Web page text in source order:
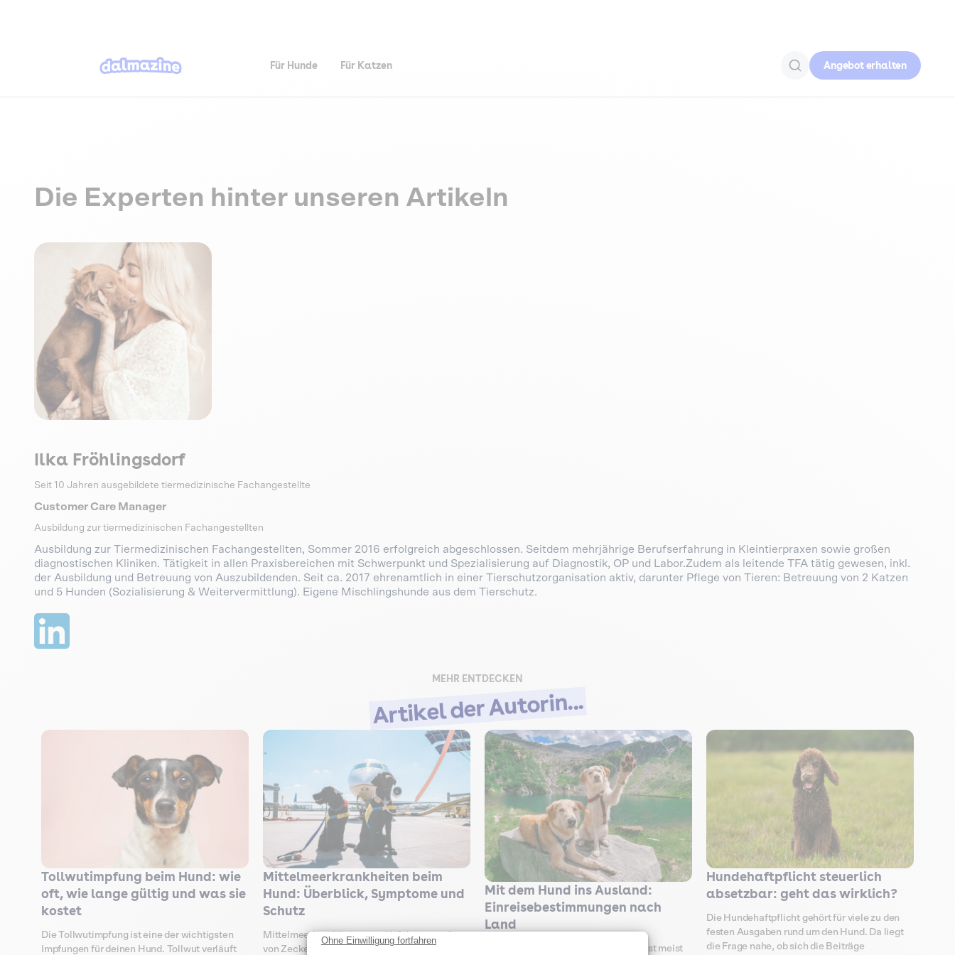
Für Hunde Für Katzen Angebot erhalten
Die Experten hinter unseren Artikeln
Ilka Fröhlingsdorf
Seit 10 Jahren ausgebildete tiermedizinische Fachangestellte
Customer Care Manager
Ausbildung zur tiermedizinischen Fachangestellten
Ausbildung zur Tiermedizinischen Fachangestellten, Sommer 2016 erfolgreich abgeschlossen. Seitdem mehrjährige Berufserfahrung in Kleintierpraxen sowie großen
diagnostischen Kliniken. Tätigkeit in allen Praxisbereichen mit Schwerpunkt und Spezialisierung auf Diagnostik, OP und Labor.Zudem als leitende TFA tätig gewesen, inkl.
der Ausbildung und Betreuung von Auszubildenden. Seit ca. 2017 ehrenamtlich in einer Tierschutzorganisation aktiv, darunter Pflege von Tieren: Betreuung von 2 Katzen
und 5 Hunden (Sozialisierung & Weitervermittlung). Eigene Mischlingshunde aus dem Tierschutz.
MEHR ENTDECKEN
Artikel der Autorin...
Tollwutimpfung beim Hund: wie
oft, wie lange gültig und was sie
kostet
Die Tollwutimpfung ist eine der wichtigsten
Impfungen für deinen Hund. Tollwut verläuft
Mittelmeerkrankheiten beim
Hund: Überblick, Symptome und
Schutz
Mittelmeerkrankheiten sind Infektionen, die
von Zecken, Stechmücken und Sandmücken
Mit dem Hund ins Ausland:
Einreisebestimmungen nach
Land
Mit dem Hund ins Ausland zu reisen ist meist
Hundehaftpflicht steuerlich
absetzbar: geht das wirklich?
Die Hundehaftpflicht gehört für viele zu den
festen Ausgaben rund um den Hund. Da liegt
die Frage nahe, ob sich die Beiträge
Ohne Einwilligung fortfahren